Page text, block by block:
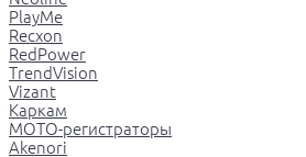
PlayMe
Recxon
RedPower
TrendVision
Vizant
Каркам
МОТО-регистраторы
Akenori